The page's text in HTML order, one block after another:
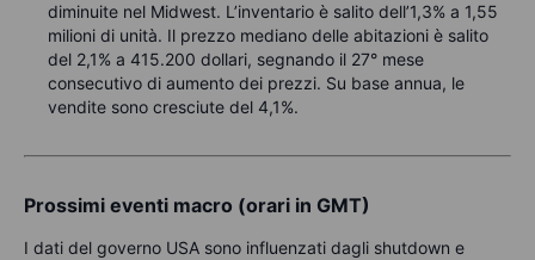
diminuite nel Midwest. L’inventario è salito dell’1,3% a 1,55
milioni di unità. Il prezzo mediano delle abitazioni è salito
del 2,1% a 415.200 dollari, segnando il 27° mese
consecutivo di aumento dei prezzi. Su base annua, le
vendite sono cresciute del 4,1%.
Prossimi eventi macro (orari in GMT)
I dati del governo USA sono influenzati dagli shutdown e